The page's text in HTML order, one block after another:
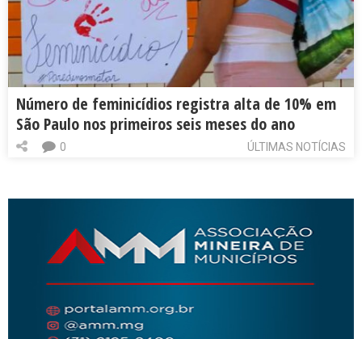
Número de feminicídios registra alta de 10% em
São Paulo nos primeiros seis meses do ano
ÚLTIMAS NOTÍCIAS
0